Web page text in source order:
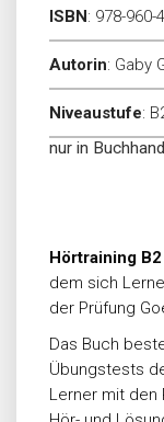
ISBN: 978-960-
Autorin: Gaby
Niveaustufe:
nur in
Hörtraining
dem sich
der Prüfung
Das Buch
Übungstests
Lerner mit den